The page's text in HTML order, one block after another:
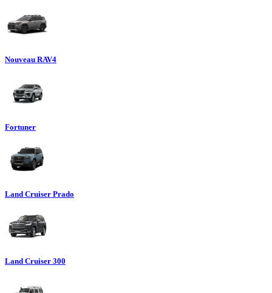
Nouveau RAV4
Fortuner
Land Cruiser Prado
Land Cruiser 300